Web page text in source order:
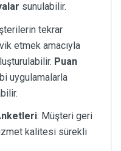
sunulabilir.
tekrar
etmek amacıyla
Puan
uygulamalarla
: Müşteri geri
kalitesi sürekli